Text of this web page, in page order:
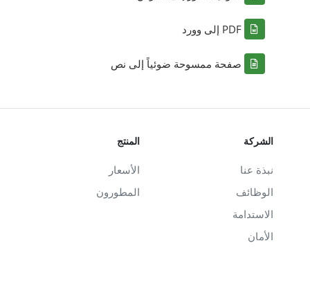
PDF إلى وورد
صفحة ممسوحة ضوئياً إلى نص
الشركة
نبذة عنا
الوظائف
الاستدامة
الأمان
المنتج
الأسعار
المطورون